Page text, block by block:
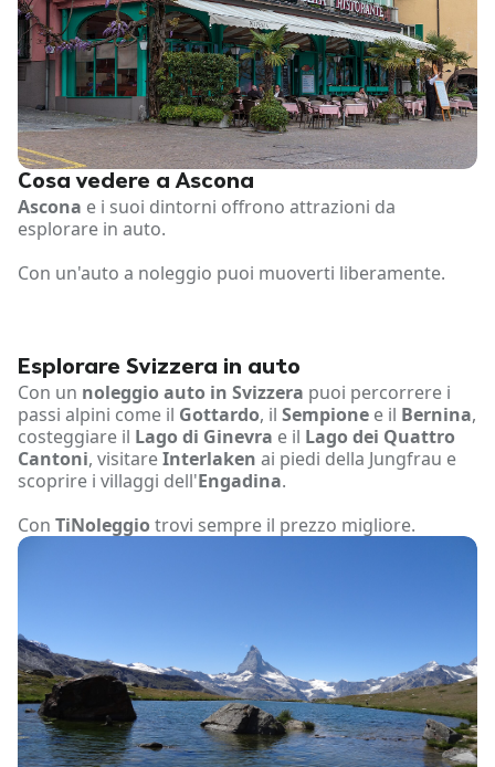
Cosa vedere a Ascona
Ascona e i suoi dintorni offrono attrazioni da
esplorare in auto.
Con un'auto a noleggio puoi muoverti liberamente.
Esplorare Svizzera in auto
Con un noleggio auto in Svizzera puoi percorrere i
passi alpini come il Gottardo, il Sempione e il Bernina,
costeggiare il Lago di Ginevra e il Lago dei Quattro
Cantoni, visitareInterlaken ai piedi della Jungfrau e
scoprire i villaggi dell'Engadina.
Con TiNoleggiotrovi sempre il prezzo migliore.